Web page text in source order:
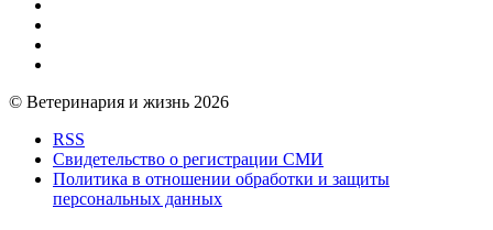
© Ветеринария и жизнь 2026
RSS
Свидетельство о регистрации СМИ
Политика в отношении обработки и защиты
персональных данных